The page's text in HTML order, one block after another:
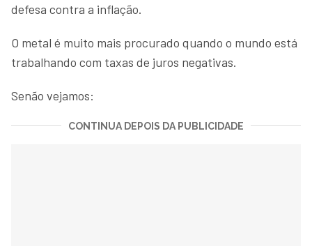
defesa contra a inflação.
O metal é muito mais procurado quando o mundo está
trabalhando com taxas de juros negativas.
Senão vejamos:
CONTINUA DEPOIS DA PUBLICIDADE